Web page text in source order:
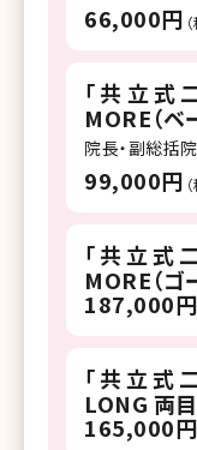
66,000円
「共立式
MORE（ベ
院長・副総括
99,000円
「共立式
MORE（ゴ
187,000円
「共立式
LONG 両目
165,000円